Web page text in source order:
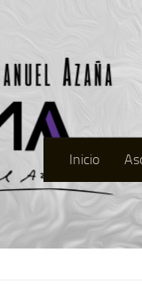
Inicio